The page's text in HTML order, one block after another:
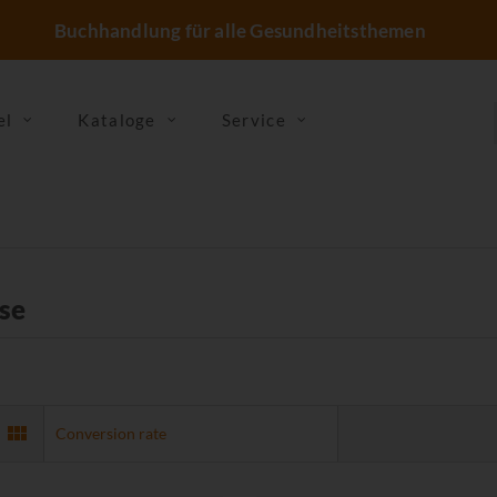
Buchhandlung für alle Gesundheitsthemen
Kataloge Service